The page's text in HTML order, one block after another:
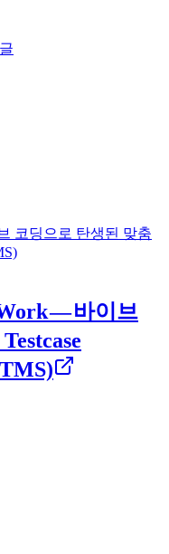
코딩으로 탄생된 맞춤
— 바이브